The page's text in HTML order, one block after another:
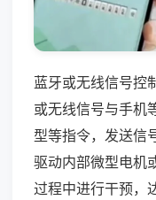
蓝牙或无线信号控
或无线信号与手机
型等指令，发送信
驱动内部微型电机
过程中进行干预，